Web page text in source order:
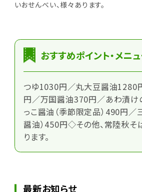
いおせんべい、様々あります。
おすすめポイント・メニ
つゆ1030円／丸大豆醤油1280
円／万国醤油370円／あわ漬
っこ醤油（季節限定品）490円／
醤油）450円◇その他、常陸秋そ
ります。
最新お知らせ